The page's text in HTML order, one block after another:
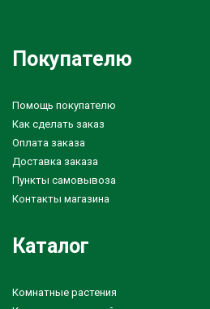
Покупателю
Помощь покупателю
Как сделать заказ
Оплата заказа
Доставка заказа
Пункты самовывоза
Контакты магазина
Каталог
Комнатные растения